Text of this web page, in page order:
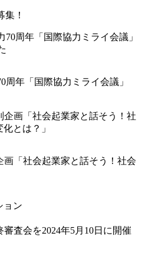
！
周年「国際協力ミライ会議」
画「社会起業家と話そう！社会
ョン